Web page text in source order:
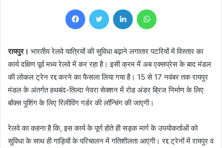
FacebookTwitter LinkedIn
रायपुर। भारतीय रेलवे यात्रियों की सुविधा बढ़ाने लगातार पटरियों में विस्तार का
कार्य दक्षिण पूर्व मध्य रेलवे में कर रहा है। इसी क्रम में अब एक्सप्रेस के बाद मंडल
की लोकल ट्रेन रद्द करने का फैसला लिया गया है। 15 से 17 नवंबर तक रायपुर
मंडल के अंतर्गत हथबंद-तिल्दा नेवरा सेक्शन में रोड अंडर ब्रिज निर्माण के लिए
बॉक्स पुशिंग के लिए रिलीविंग गर्डर की लॉन्चिंग की जाएगी।
रेलवे का कहना है कि, इस कार्य के पूर्ण होते ही सड़क मार्ग के उपयोकर्ताओं को
सुविधा के साथ ही गाड़ियों के परिचालन में गतिशीलता आएगी। रद्द ट्रेनों में रायपुर व